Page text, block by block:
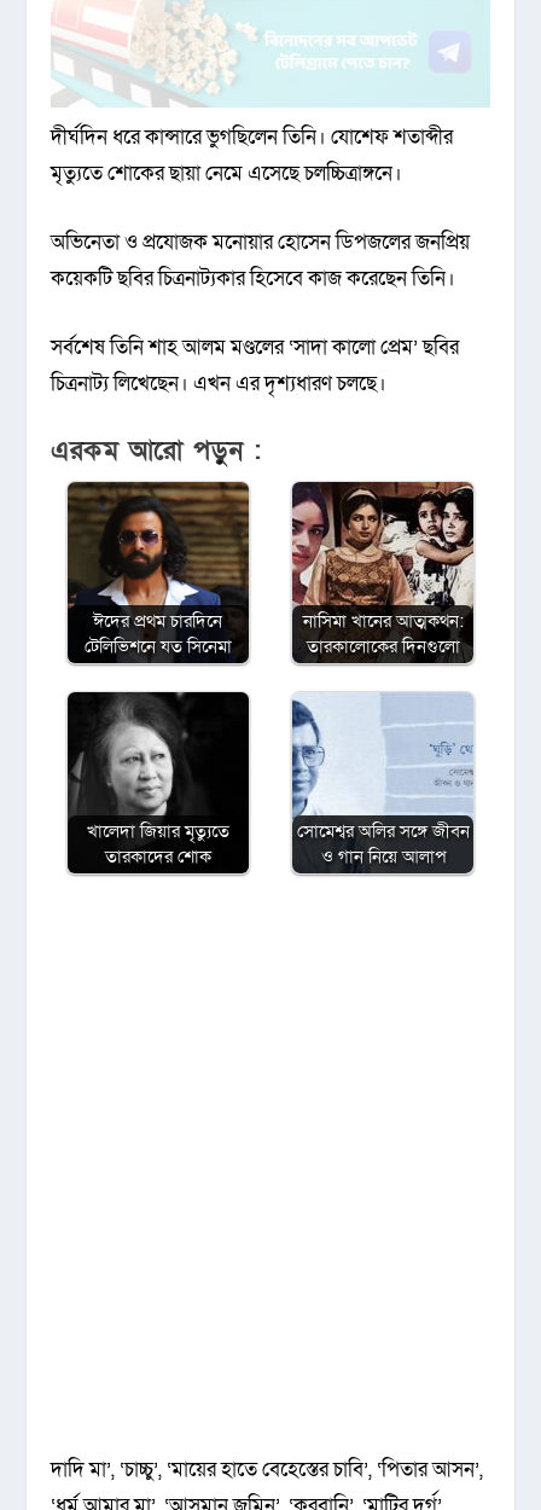
দীর্ঘদিন ধরে কান্সারে ভুগছিলেন তিনি। যোশেফ শতাব্দীর
মৃত্যুতে শোকের ছায়া নেমে এসেছে চলচ্চিত্রাঙ্গনে।
অভিনেতা ও প্রযোজক মনোয়ার হোসেন ডিপজলের জনপ্রিয়
কয়েকটি ছবির চিত্রনাট্যকার হিসেবে কাজ করেছেন তিনি।
সর্বশেষ তিনি শাহ আলম মণ্ডলের ‘সাদা কালো প্রেম’ ছবির
চিত্রনাট্য লিখেছেন। এখন এর দৃশ্যধারণ চলছে।
এরকম আরো পড়ুন :
ঈদের প্রথম চারদিনে
টেলিভিশনে যত সিনেমা
নাসিমা খানের আত্মকথন:
তারকালোকের দিনগুলো
খালেদা জিয়ার মৃত্যুতে
তারকাদের শোক
সোমেশ্বর অলির সঙ্গে জীবন
ও গান নিয়ে আলাপ
দাদি মা’, ‘চাচ্চু’, ‘মায়ের হাতে বেহেস্তের চাবি’, ‘পিতার আসন’,